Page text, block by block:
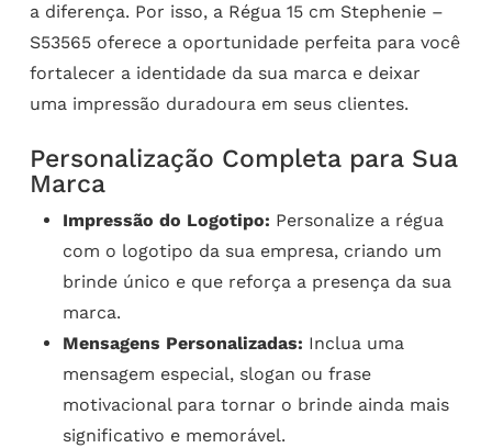
a diferença. Por isso, a Régua 15 cm Stephenie –
S53565 oferece a oportunidade perfeita para você
fortalecer a identidade da sua marca e deixar
uma impressão duradoura em seus clientes.
Personalização Completa para Sua
Marca
Impressão do Logotipo: Personalize a régua
com o logotipo da sua empresa, criando um
brinde único e que reforça a presença da sua
marca.
Mensagens Personalizadas: Inclua uma
mensagem especial, slogan ou frase
motivacional para tornar o brinde ainda mais
significativo e memorável.